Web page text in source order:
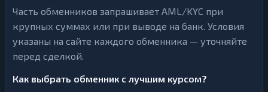
Часть обменников запрашивает AML/KYC при
крупных суммах или при выводе на банк. Условия
указаны на сайте каждого обменника — уточняйте
перед сделкой.
Как выбрать обменник с лучшим курсом?